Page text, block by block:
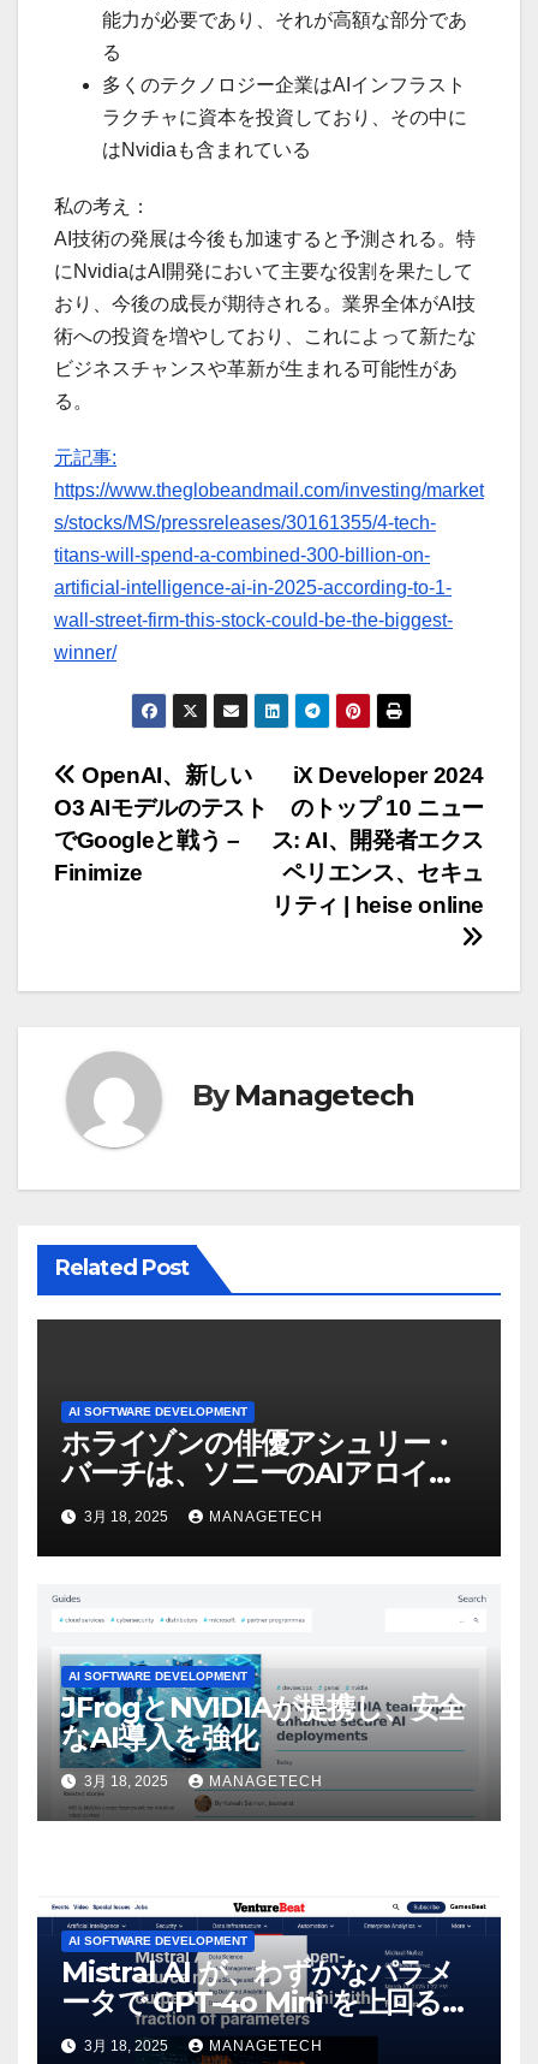
能力が必要であり、それが高額な部分であ
る
多くのテクノロジー企業はAIインフラスト
ラクチャに資本を投資しており、その中に
はNvidiaも含まれている
私の考え：
AI技術の発展は今後も加速すると予測される。特
にNvidiaはAI開発において主要な役割を果たして
おり、今後の成長が期待される。業界全体がAI技
術への投資を増やしており、これによって新たな
ビジネスチャンスや革新が生まれる可能性があ
る。
元記事:
https://www.theglobeandmail.com/investing/market
s/stocks/MS/pressreleases/30161355/4-tech-
titans-will-spend-a-combined-300-billion-on-
artificial-intelligence-ai-in-2025-according-to-1-
wall-street-firm-this-stock-could-be-the-biggest-
winner/
投
稿
ナ
ゲ
シ
ョ
ン
iX Developer 2024
のトップ 10 ニュー
ス: AI、開発者エクス
ペリエンス、セキュ
リティ | heise online
OpenAI、新しい
O3 AIモデルのテスト
でGoogleと戦う –
Finimize
ByManagetech
Related Post
AI SOFTWARE DEVELOPMENT
ホライゾンの俳優アシュリー・
バーチは、ソニーのAIアロイの
ビデオを見て「ゲームパフォー
マンスという芸術形式に不安を
感じた」と語る – IGN
3月 18, 2025 MANAGETECH
AI SOFTWARE DEVELOPMENT
JFrogとNVIDIAが提携し、安全
なAI導入を強化
3月 18, 2025 MANAGETECH
AI SOFTWARE DEVELOPMENT
Mistral AI が、わずかなパラメ
ータで GPT-4o Mini を上回る新
しいオープンソース モデルをリ
3月 18, 2025 MANAGETECH